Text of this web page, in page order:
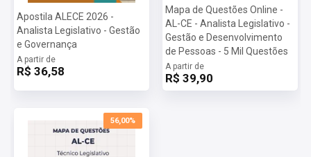
Apostila ALECE 2026 -
Analista Legislativo - Gestão
e Governança
A partir de
R$ 36,58
Mapa de Questões Online -
AL-CE - Analista Legislativo -
Gestão e Desenvolvimento
de Pessoas - 5 Mil Questões
A partir de
R$ 39,90
56,00%